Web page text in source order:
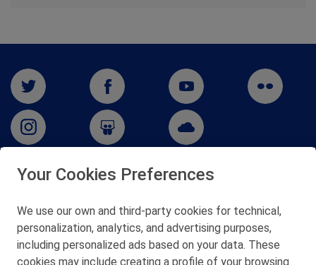
48550 Muskiz (Bizkaia)
Telf. 946 357 000
© 2026 Petronor S.A.
Your Cookies Preferences
We use our own and third-party cookies for technical,
personalization, analytics, and advertising purposes,
including personalized ads based on your data. These
cookies may include creating a profile of your browsing